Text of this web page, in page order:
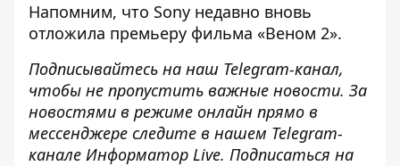
Напомним, что Sony недавно вновь
отложила премьеру фильма «Веном 2».
Подписывайтесь на наш Telegram-канал,
чтобы не пропустить важные новости. За
новостями в режиме онлайн прямо в
мессенджере следите в нашем Telegram-
канале Информатор Live. Подписаться на